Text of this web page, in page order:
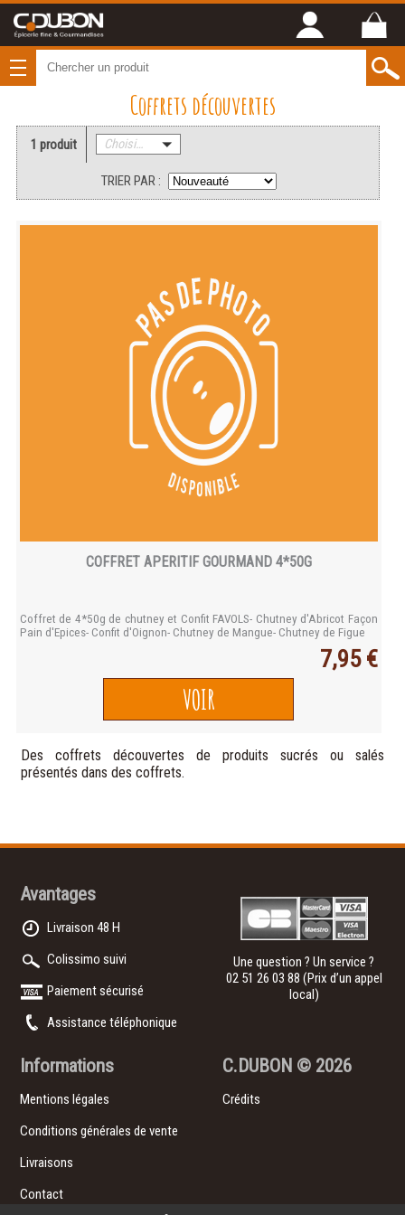
Coffrets découvertes
1 produit Choisissez une catégorie
TRIER PAR :
COFFRET APERITIF GOURMAND 4*50G
Coffret de 4*50g de chutney et Confit FAVOLS- Chutney d'Abricot Façon
Pain d'Epices- Confit d'Oignon- Chutney de Mangue- Chutney de Figue
7,95 €
VOIR
Des coffrets découvertes de produits sucrés ou salés
présentés dans des coffrets.
Avantages
Livraison 48 H
Colissimo suivi
Paiement sécurisé
Assistance téléphonique
Une question ? Un service ?
02 51 26 03 88 (Prix d’un appel
local)
Informations
Mentions légales
Conditions générales de vente
Livraisons
Contact
C.DUBON © 2026
Crédits